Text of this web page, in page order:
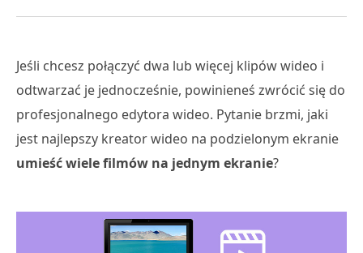
Jeśli chcesz połączyć dwa lub więcej klipów wideo i
odtwarzać je jednocześnie, powinieneś zwrócić się do
profesjonalnego edytora wideo. Pytanie brzmi, jaki
jest najlepszy kreator wideo na podzielonym ekranie
umieść wiele filmów na jednym ekranie?